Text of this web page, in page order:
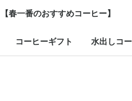
【春一番のおすすめコーヒー】
コーヒーギフト 水出しコ